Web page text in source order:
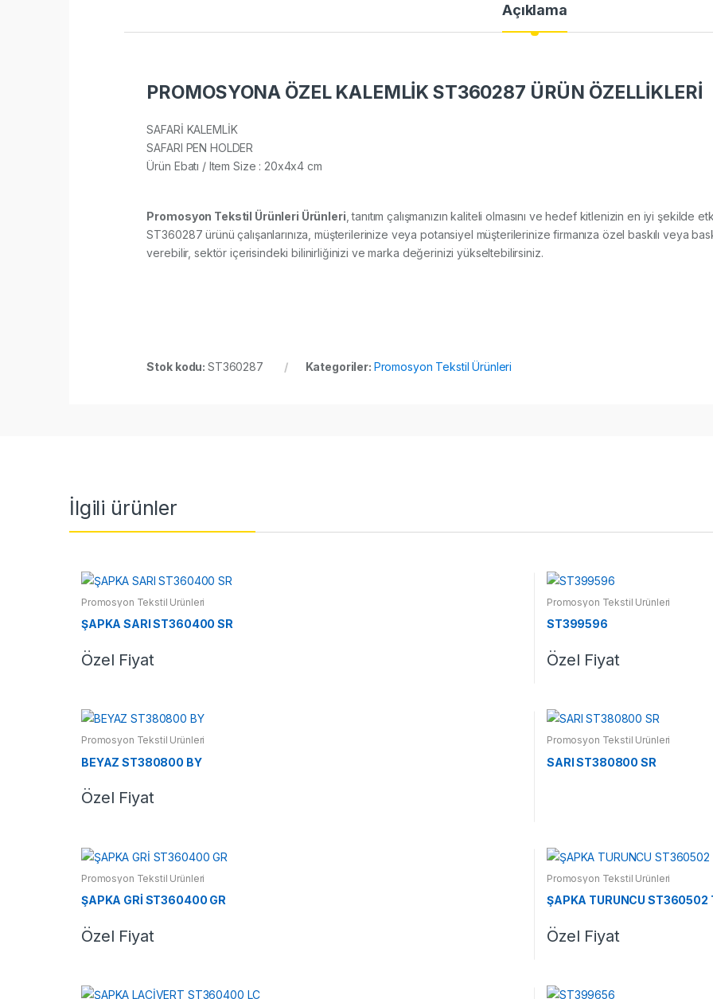
Açıklama
PROMOSYONA ÖZEL KALEMLİK ST360287 ÜRÜN ÖZELLİKLERİ
SAFARİ KALEMLİK
SAFARI PEN HOLDER
Ürün Ebatı / Item Size : 20x4x4 cm
Promosyon Tekstil Ürünleri Ürünleri , tanıtım çalışmanızın kaliteli olmasını ve hedef kitlenizin en iyi şekilde
ST360287 ürünü çalışanlarınıza, müşterilerinize veya potansiyel müşterilerinize firmanıza özel baskılı veya
verebilir, sektör içerisindeki bilinirliğinizi ve marka değerinizi yükseltebilirsiniz.
Stok kodu: ST360287 Kategoriler: Promosyon Tekstil Ürünleri
İlgili ürünler
Promosyon Tekstil Ürünleri
ŞAPKA SARI ST360400 SR
Özel Fiyat
Promosyon Tekstil Ürünleri
ST399596
Özel Fiyat
Promosyon Tekstil Ürünleri
BEYAZ ST380800 BY
Özel Fiyat
Promosyon Tekstil Ürünleri
SARI ST380800 SR
Promosyon Tekstil Ürünleri
ŞAPKA GRİ ST360400 GR
Özel Fiyat
Promosyon Tekstil Ürünleri
ŞAPKA TURUNCU ST360502
Özel Fiyat